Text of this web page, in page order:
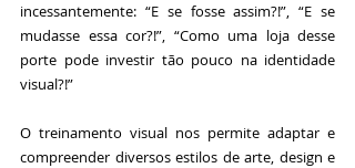
incessantemente: “E se fosse assim?!”, “E se
mudasse essa cor?!”, “Como uma loja desse
porte pode investir tão pouco na identidade
visual?!”
O treinamento visual nos permite adaptar e
compreender diversos estilos de arte, design e